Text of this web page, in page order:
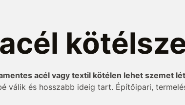
acél vagy textil kötélen lehet szemet
válik és hosszabb ideig tart. Építőipari,